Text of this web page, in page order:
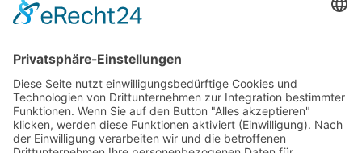
Impressum
[eu_owb_order_withdrawal_button]